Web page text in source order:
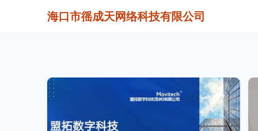
海口市徭成天网络科技有限公司